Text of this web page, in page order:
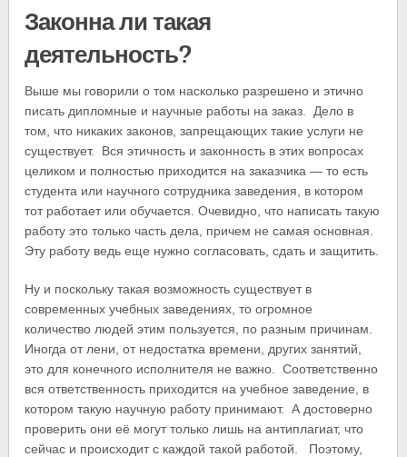
Законна ли такая
деятельность?
Выше мы говорили о том насколько разрешено и этично
писать дипломные и научные работы на заказ. Дело в
том, что никаких законов, запрещающих такие услуги не
существует. Вся этичность и законность в этих вопросах
целиком и полностью приходится на заказчика — то есть
студента или научного сотрудника заведения, в котором
тот работает или обучается. Очевидно, что написать такую
работу это только часть дела, причем не самая основная.
Эту работу ведь еще нужно согласовать, сдать и защитить.
Ну и поскольку такая возможность существует в
современных учебных заведениях, то огромное
количество людей этим пользуется, по разным причинам.
Иногда от лени, от недостатка времени, других занятий,
это для конечного исполнителя не важно. Соответственно
вся ответственность приходится на учебное заведение, в
котором такую научную работу принимают. А достоверно
проверить они её могут только лишь на антиплагиат, что
сейчас и происходит с каждой такой работой. Поэтому,